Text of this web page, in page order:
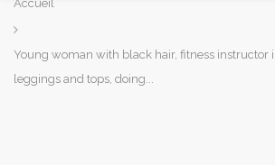
êtes
ici :
Accueil
Young woman with black hair, fitness instructor
leggings and tops, doing...